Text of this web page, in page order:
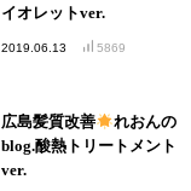
イオレットver.
2019.06.13 5869
広島髪質改善
れおんの
blog.酸熱トリートメント
ver.